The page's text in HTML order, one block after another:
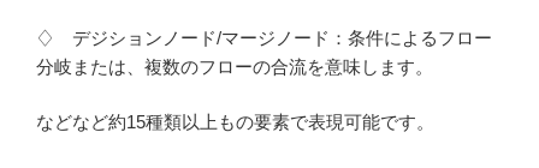
♢ デジションノード/マージノード：条件によるフロー
分岐または、複数のフローの合流を意味します。
などなど約15種類以上もの要素で表現可能です。